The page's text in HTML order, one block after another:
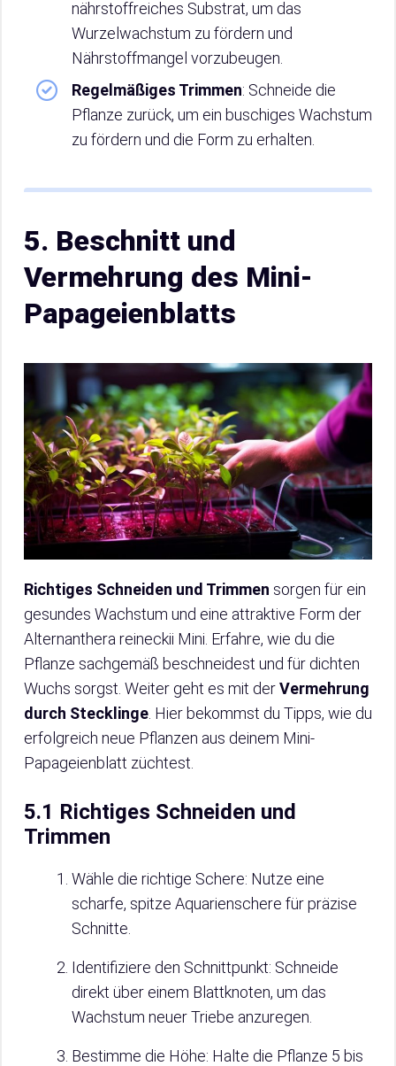
nährstoffreiches Substrat, um das
Wurzelwachstum zu fördern und
Nährstoffmangel vorzubeugen.
Regelmäßiges Trimmen: Schneide die
Pflanze zurück, um ein buschiges Wachstum
zu fördern und die Form zu erhalten.
5. Beschnitt und
Vermehrung des Mini-
Papageienblatts
Richtiges Schneiden und Trimmen sorgen für ein
gesundes Wachstum und eine attraktive Form der
Alternanthera reineckii Mini. Erfahre, wie du die
Pflanze sachgemäß beschneidest und für dichten
Wuchs sorgst. Weiter geht es mit derVermehrung
durch Stecklinge . Hier bekommst du Tipps, wie du
erfolgreich neue Pflanzen aus deinem Mini-
Papageienblatt züchtest.
5.1 Richtiges Schneiden und
Trimmen
Wähle die richtige Schere: Nutze eine
scharfe, spitze Aquarienschere für präzise
Schnitte.
Identifiziere den Schnittpunkt: Schneide
direkt über einem Blattknoten, um das
Wachstum neuer Triebe anzuregen.
Bestimme die Höhe: Halte die Pflanze 5 bis